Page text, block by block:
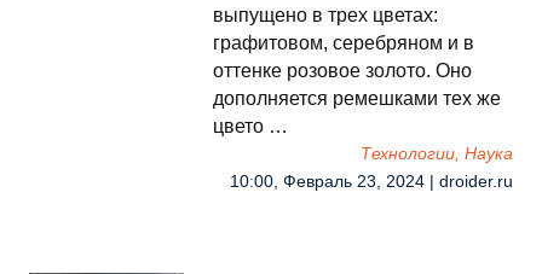
выпущено в трех цветах:
графитовом, серебряном и в
оттенке розовое золото. Оно
дополняется ремешками тех же
цвето …
Технологии, Наука
10:00, Февраль 23, 2024 | droider.ru